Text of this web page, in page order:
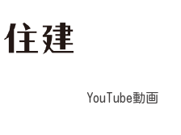
YouTube動画